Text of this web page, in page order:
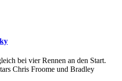
bei vier Rennen an den Start.
Chris Froome und Bradley